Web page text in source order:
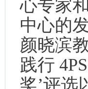
心专家
中心的
颜晓滨
践行
奖’评选